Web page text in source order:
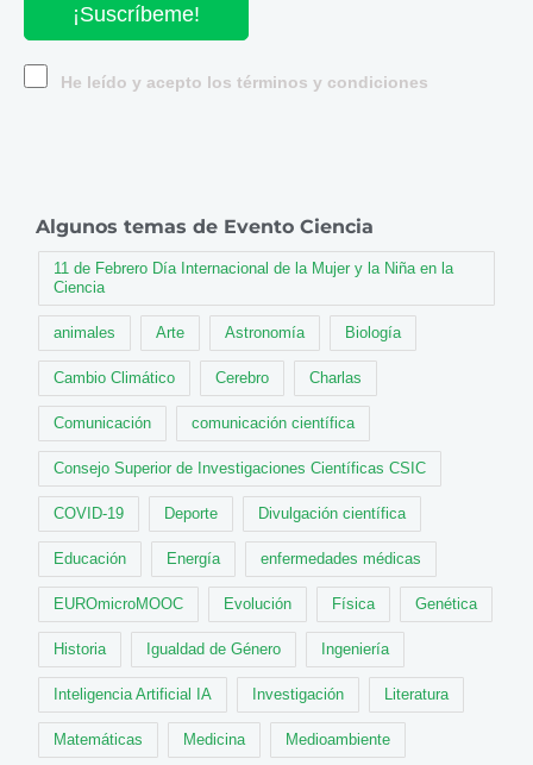
¡Suscríbeme!
He leído y acepto los términos y condiciones
Algunos temas de Evento Ciencia
11 de Febrero Día Internacional de la Mujer y la Niña en la
Ciencia
animales Arte Astronomía Biología
Cambio Climático Cerebro Charlas
Comunicación comunicación científica
Consejo Superior de Investigaciones Científicas CSIC
COVID-19 Deporte Divulgación científica
Educación Energía enfermedades médicas
EUROmicroMOOC Evolución Física Genética
Historia Igualdad de Género Ingeniería
Inteligencia Artificial IA Investigación Literatura
Matemáticas Medicina Medioambiente